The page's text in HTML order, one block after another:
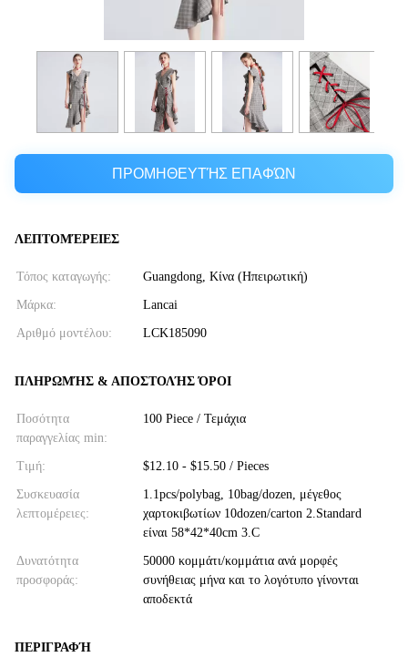
ΠΡΟΜΗΘΕΥΤΉΣ ΕΠΑΦΏΝ
ΛΕΠΤΟΜΈΡΕΙΕΣ
Τόπος καταγωγής: Guangdong, Κίνα (Ηπειρωτική)
Μάρκα: Lancai
Αριθμό μοντέλου: LCK185090
ΠΛΗΡΩΜΉΣ & ΑΠΟΣΤΟΛΉΣ ΌΡΟΙ
Ποσότητα
παραγγελίας min:
100 Piece / Τεμάχια
Τιμή: $12.10 - $15.50 / Pieces
Συσκευασία
λεπτομέρειες:
1.1pcs/polybag, 10bag/dozen, μέγεθος
χαρτοκιβωτίων 10dozen/carton 2.Standard
είναι 58*42*40cm 3.C
Δυνατότητα
προσφοράς:
50000 κομμάτι/κομμάτια ανά μορφές
συνήθειας μήνα και το λογότυπο γίνονται
αποδεκτά
ΠΕΡΙΓΡΑΦΉ